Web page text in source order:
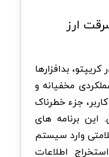
ارز
بدافزارها
مخفیانه و
جزء خطرناک
این برنامه های
وارد سیستم
اطلاعات